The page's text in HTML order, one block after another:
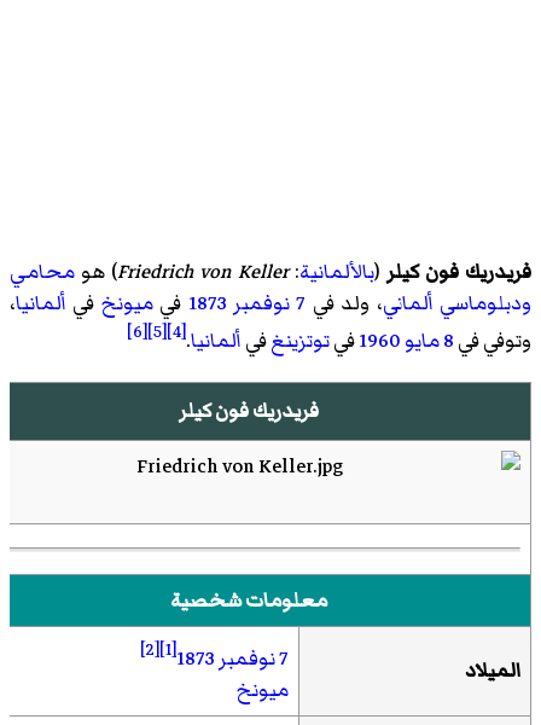
فريدريك فون كيلر(بالألمانية:
Friedrich von Keller)‏ هو محامي
ودبلوماسي ألماني، ولد في 7 نوفمبر 1873 فيميونخ في ألمانيا،
وتوفي في8 مايو 1960فيتوتزينغفيألمانيا.
[4]
[5]
[6]
فريدريك فون كيلر
معلومات شخصية
الميلاد 7 نوفمبر 1873
[1]
[2]
ميونخ